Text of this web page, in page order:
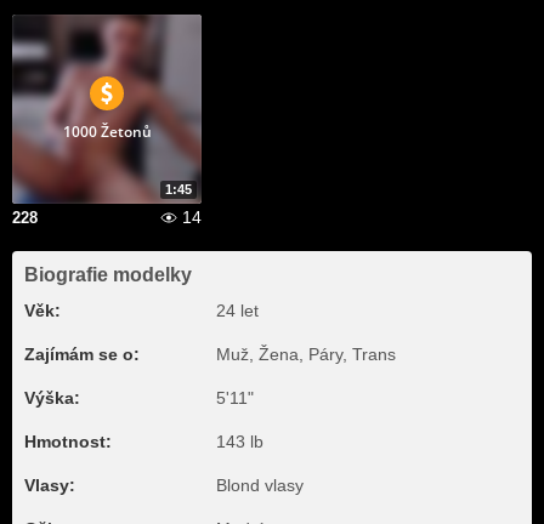
1:45
1000 Žetonů
228 14
Biografie modelky
Věk: 24 let
Zajímám se o: Muž, Žena, Páry, Trans
Výška: 5'11"
Hmotnost: 143 lb
Vlasy: Blond vlasy